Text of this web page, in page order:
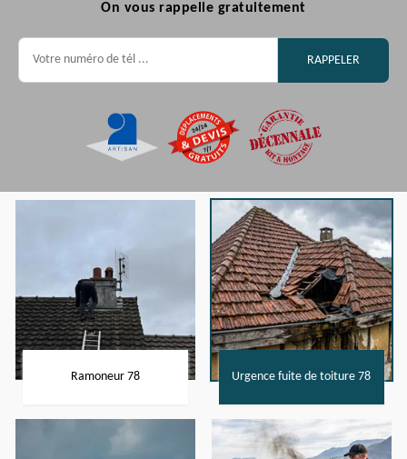
On vous rappelle gratuitement
Ramoneur 78 Urgence fuite de toiture 78